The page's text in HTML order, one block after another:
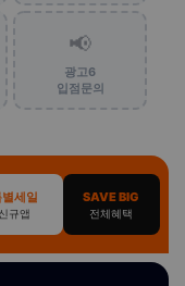
📢
광고6
입점문의
별세일
신규앱
SAVE BIG
전체혜택